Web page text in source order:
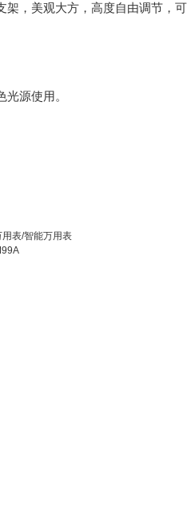
，美观大方，高度自由调节，
源使用。
表/智能万用表